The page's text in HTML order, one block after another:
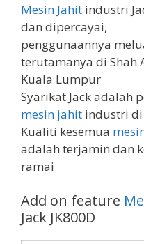
Mesin Jahit industri
dan dipercayai,
penggunaannya
terutamanya di Shah
Kuala Lumpur
Syarikat Jack adalah
mesin jahit industri di
Kualiti kesemua
adalah terjamin dan
ramai
Add on feature
Jack JK800D